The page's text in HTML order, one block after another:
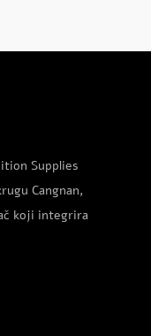
Supplies
Cangnan,
koji integrira